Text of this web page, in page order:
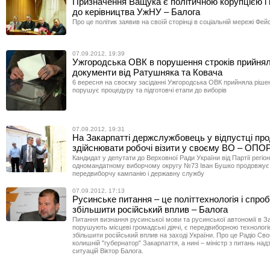
до керівництва УжНУ – Балога
Про це політик заявив на своїй сторінці в соціальній мережі
07.09.2012, 19:39
Ужгородська ОВК в порушення строків
документи від Ратушняка та Ковача
6 вересня на своєму засіданні Ужгородська ОВК прийняла
порушує процедуру та підготовчі етапи до виборів
07.09.2012, 19:31
На Закарпатті держслужбовець у відпустці
здійснювати робочі візити у своєму ВО –
Кандидат у депутати до Верховної Ради України від Партії
одномандатному виборчому округу №73 Іван Бушко продовжує
передвиборчу кампанію і державну службу
07.09.2012, 17:13
Русинське питання – це політтехнологія і
збільшити російський вплив – Балога
Питання визнання русинської мови та русинської автономії в
порушують місцеві громадські діячі, є передвиборною
збільшити російський вплив на заході України. Про це Радіо
колишній "губернатор" Закарпаття, а нині – міністр з питань
ситуацій Віктор Балога.